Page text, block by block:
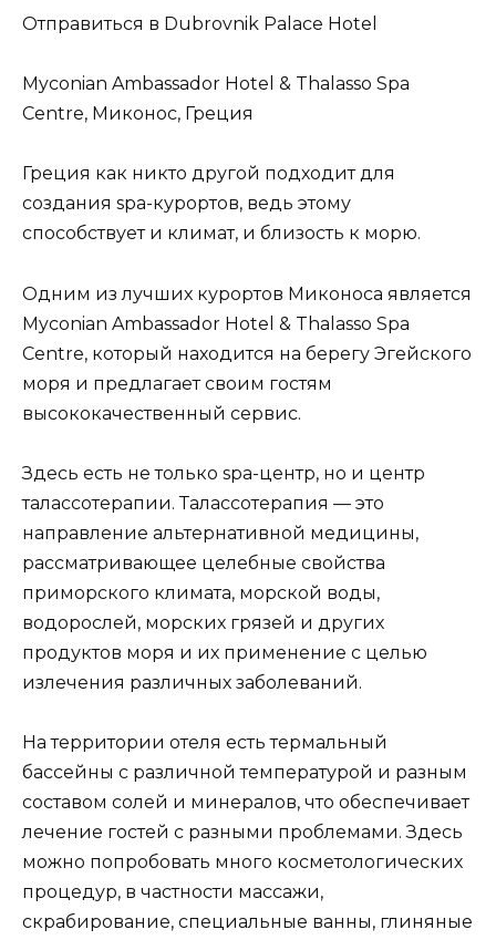
Отправиться в Dubrovnik Palace Hotel
Myconian Ambassador Hotel & Thalasso Spa
Centre, Миконос, Греция
Греция как никто другой подходит для
создания spa-курортов, ведь этому
способствует и климат, и близость к морю.
Одним из лучших курортов Миконоса является
Myconian Ambassador Hotel & Thalasso Spa
Centre, который находится на берегу Эгейского
моря и предлагает своим гостям
высококачественный сервис.
Здесь есть не только spa-центр, но и центр
талассотерапии. Талассотерапия — это
направление альтернативной медицины,
рассматривающее целебные свойства
приморского климата, морской воды,
водорослей, морских грязей и других
продуктов моря и их применение с целью
излечения различных заболеваний.
На территории отеля есть термальный
бассейны с различной температурой и разным
составом солей и минералов, что обеспечивает
лечение гостей с разными проблемами. Здесь
можно попробовать много косметологических
процедур, в частности массажи,
скрабирование, специальные ванны, глиняные